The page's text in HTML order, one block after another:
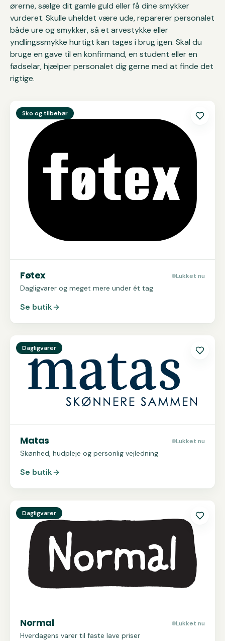
ørerne, sælge dit gamle guld eller få dine smykker
vurderet. Skulle uheldet være ude, reparerer personalet
både ure og smykker, så et arvestykke eller
yndlingssmykke hurtigt kan tages i brug igen. Skal du
bruge en gave til en konfirmand, en student eller en
fødselar, hjælper personalet dig gerne med at finde det
rigtige.
SeFøtex
Sko og tilbehør
Føtex Lukket nu
Dagligvarer og meget mere under ét tag
Se butik
SeMatas
Dagligvarer
Matas Lukket nu
Skønhed, hudpleje og personlig vejledning
Se butik
SeNormal
Dagligvarer
Normal Lukket nu
Hverdagens varer til faste lave priser